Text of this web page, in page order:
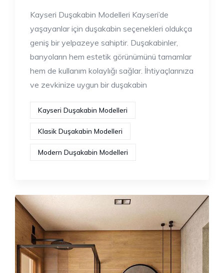
Kayseri Duşakabin Modelleri Kayseri’de
yaşayanlar için duşakabin seçenekleri oldukça
geniş bir yelpazeye sahiptir. Duşakabinler,
banyoların hem estetik görünümünü tamamlar
hem de kullanım kolaylığı sağlar. İhtiyaçlarınıza
ve zevkinize uygun bir duşakabin
Kayseri Duşakabin Modelleri
Klasik Duşakabin Modelleri
Modern Duşakabin Modelleri